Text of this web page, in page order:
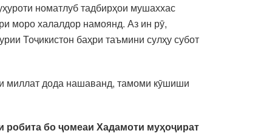
номатлуб тадбирҳои мушаххас
моро халалдор намоянд. Аз ин рӯ,
Тоҷикистон баҳри таъмини сулҳу субот
миллат дода нашаванд, тамоми кӯшиши
робита бо ҷомеаи Хадамоти муҳоҷират